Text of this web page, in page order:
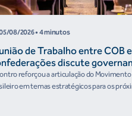
08/2026• 4 minutos
de Trabalho entre COB e
discute
Future e presença do Brasil
internacionais
reforçou a articulação do
em temas estratégicos para os